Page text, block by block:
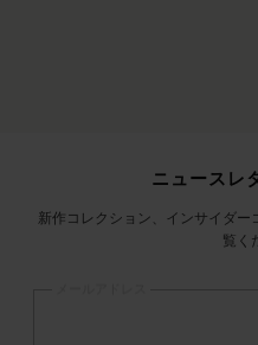
ニュースレ
新作コレクション、インサイダ
覧く